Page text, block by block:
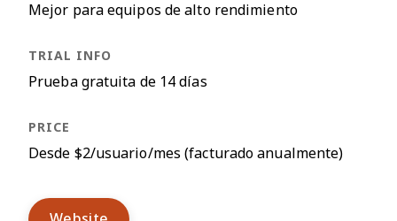
Mejor para equipos de alto rendimiento
Prueba gratuita de 14 días
Desde $2/usuario/mes (facturado anualmente)